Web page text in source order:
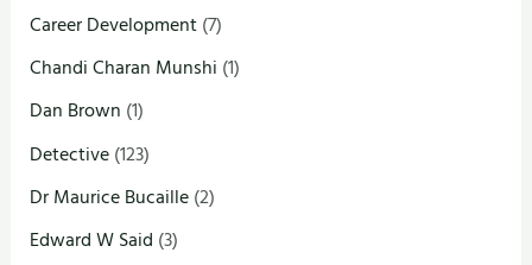
Career Development(7)
Chandi Charan Munshi (1)
Dan Brown (1)
Detective(123)
Dr Maurice Bucaille(2)
Edward W Said (3)